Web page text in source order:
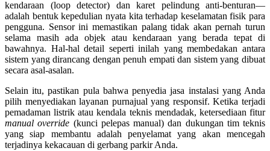
kendaraan (loop detector) dan karet pelindung anti-benturan—
adalah bentuk kepedulian nyata kita terhadap keselamatan fisik para
pengguna. Sensor ini memastikan palang tidak akan pernah turun
selama masih ada objek atau kendaraan yang berada tepat di
bawahnya. Hal-hal detail seperti inilah yang membedakan antara
sistem yang dirancang dengan penuh empati dan sistem yang dibuat
secara asal-asalan.
Selain itu, pastikan pula bahwa penyedia jasa instalasi yang Anda
pilih menyediakan layanan purnajual yang responsif. Ketika terjadi
pemadaman listrik atau kendala teknis mendadak, ketersediaan fitur
manual override (kunci pelepas manual) dan dukungan tim teknis
yang siap membantu adalah penyelamat yang akan mencegah
terjadinya kekacauan di gerbang parkir Anda.